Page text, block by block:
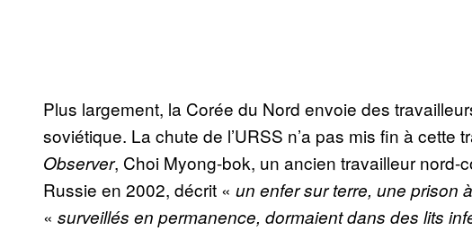
Plus largement, la Corée du Nord envoie des
soviétique. La chute de l’URSS n’a pas mis fin à cette
Observer, Choi Myong-bok, un ancien travailleur nord-
Russie en 2002, décrit « un enfer sur terre, une prison
« surveillés en permanence, dormaient dans des lits